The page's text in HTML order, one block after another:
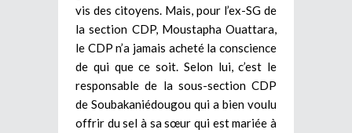
vis des citoyens. Mais, pour l’ex-SG de
la section CDP, Moustapha Ouattara,
le CDP n’a jamais acheté la conscience
de qui que ce soit. Selon lui, c’est le
responsable de la sous-section CDP
de Soubakaniédougou qui a bien voulu
offrir du sel à sa sœur qui est mariée à